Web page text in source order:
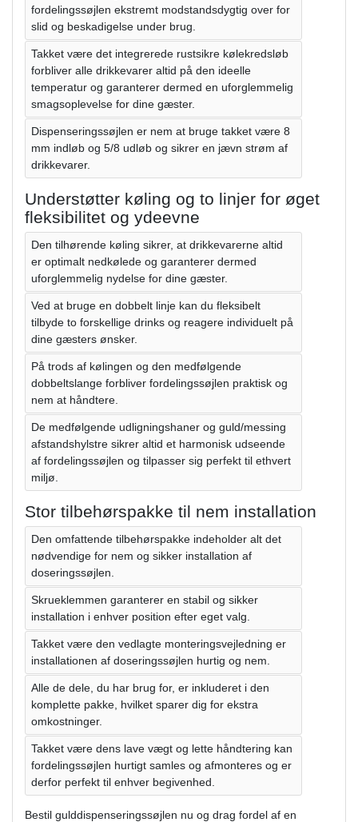
fordelingssøjlen ekstremt modstandsdygtig over for
slid og beskadigelse under brug.
Takket være det integrerede rustsikre kølekredsløb
forbliver alle drikkevarer altid på den ideelle
temperatur og garanterer dermed en uforglemmelig
smagsoplevelse for dine gæster.
Dispenseringssøjlen er nem at bruge takket være 8
mm indløb og 5/8 udløb og sikrer en jævn strøm af
drikkevarer.
Understøtter køling og to linjer for øget
fleksibilitet og ydeevne
Den tilhørende køling sikrer, at drikkevarerne altid
er optimalt nedkølede og garanterer dermed
uforglemmelig nydelse for dine gæster.
Ved at bruge en dobbelt linje kan du fleksibelt
tilbyde to forskellige drinks og reagere individuelt på
dine gæsters ønsker.
På trods af kølingen og den medfølgende
dobbeltslange forbliver fordelingssøjlen praktisk og
nem at håndtere.
De medfølgende udligningshaner og guld/messing
afstandshylstre sikrer altid et harmonisk udseende
af fordelingssøjlen og tilpasser sig perfekt til ethvert
miljø.
Stor tilbehørspakke til nem installation
Den omfattende tilbehørspakke indeholder alt det
nødvendige for nem og sikker installation af
doseringssøjlen.
Skrueklemmen garanterer en stabil og sikker
installation i enhver position efter eget valg.
Takket være den vedlagte monteringsvejledning er
installationen af ​​doseringssøjlen hurtig og nem.
Alle de dele, du har brug for, er inkluderet i den
komplette pakke, hvilket sparer dig for ekstra
omkostninger.
Takket være dens lave vægt og lette håndtering kan
fordelingssøjlen hurtigt samles og afmonteres og er
derfor perfekt til enhver begivenhed.
Bestil gulddispenseringssøjlen nu og drag fordel af en